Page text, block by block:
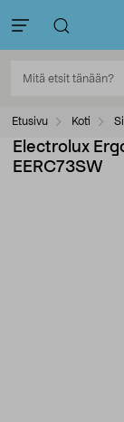
Etusivu Koti
Electrolux
EERC73SW